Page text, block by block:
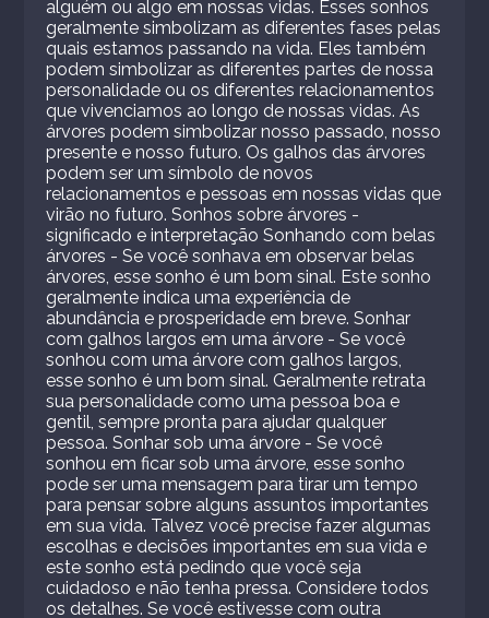
alguém ou algo em nossas vidas. Esses sonhos
geralmente simbolizam as diferentes fases pelas
quais estamos passando na vida. Eles também
podem simbolizar as diferentes partes de nossa
personalidade ou os diferentes relacionamentos
que vivenciamos ao longo de nossas vidas. As
árvores podem simbolizar nosso passado, nosso
presente e nosso futuro. Os galhos das árvores
podem ser um símbolo de novos
relacionamentos e pessoas em nossas vidas que
virão no futuro. Sonhos sobre árvores -
significado e interpretação Sonhando com belas
árvores - Se você sonhava em observar belas
árvores, esse sonho é um bom sinal. Este sonho
geralmente indica uma experiência de
abundância e prosperidade em breve. Sonhar
com galhos largos em uma árvore - Se você
sonhou com uma árvore com galhos largos,
esse sonho é um bom sinal. Geralmente retrata
sua personalidade como uma pessoa boa e
gentil, sempre pronta para ajudar qualquer
pessoa. Sonhar sob uma árvore - Se você
sonhou em ficar sob uma árvore, esse sonho
pode ser uma mensagem para tirar um tempo
para pensar sobre alguns assuntos importantes
em sua vida. Talvez você precise fazer algumas
escolhas e decisões importantes em sua vida e
este sonho está pedindo que você seja
cuidadoso e não tenha pressa. Considere todos
os detalhes. Se você estivesse com outra